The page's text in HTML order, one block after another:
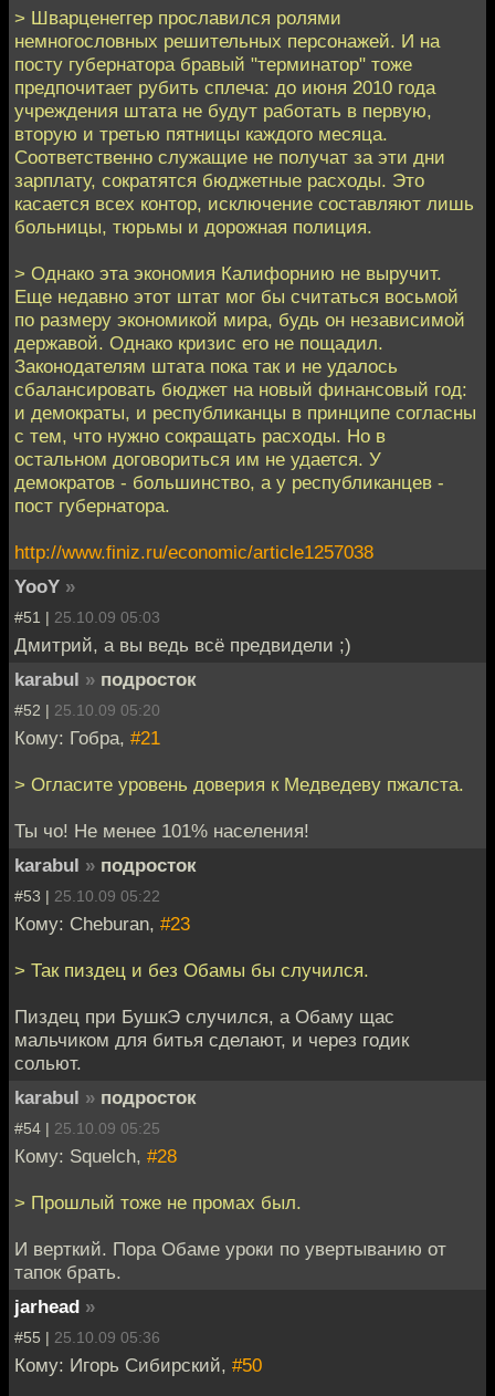
> Шварценеггер прославился ролями
немногословных решительных персонажей. И на
посту губернатора бравый "терминатор" тоже
предпочитает рубить сплеча: до июня 2010 года
учреждения штата не будут работать в первую,
вторую и третью пятницы каждого месяца.
Соответственно служащие не получат за эти дни
зарплату, сократятся бюджетные расходы. Это
касается всех контор, исключение составляют лишь
больницы, тюрьмы и дорожная полиция.
> Однако эта экономия Калифорнию не выручит.
Еще недавно этот штат мог бы считаться восьмой
по размеру экономикой мира, будь он независимой
державой. Однако кризис его не пощадил.
Законодателям штата пока так и не удалось
сбалансировать бюджет на новый финансовый год:
и демократы, и республиканцы в принципе согласны
с тем, что нужно сокращать расходы. Но в
остальном договориться им не удается. У
демократов - большинство, а у республиканцев -
пост губернатора.
http://www.finiz.ru/economic/article1257038
YooY »
#51 | 25.10.09 05:03
Дмитрий, а вы ведь всё предвидели ;)
karabul » подросток
#52 | 25.10.09 05:20
Кому: Гобра, #21
> Огласите уровень доверия к Медведеву пжалста.
Ты чо! Не менее 101% населения!
karabul » подросток
#53 | 25.10.09 05:22
Кому: Cheburan, #23
> Так пиздец и без Обамы бы случился.
Пиздец при БушкЭ случился, а Обаму щас
мальчиком для битья сделают, и через годик
сольют.
karabul » подросток
#54 | 25.10.09 05:25
Кому: Squelch, #28
> Прошлый тоже не промах был.
И верткий. Пора Обаме уроки по увертыванию от
тапок брать.
jarhead »
#55 | 25.10.09 05:36
Кому: Игорь Сибирский, #50